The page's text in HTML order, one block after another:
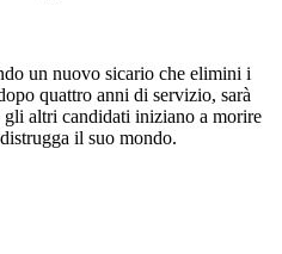
un nuovo sicario che elimini i
quattro anni di servizio, sarà
altri candidati iniziano a morire
il suo mondo.